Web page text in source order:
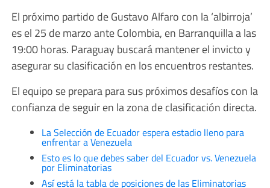
El próximo partido de Gustavo Alfaro con la ‘albirroja’
es el 25 de marzo ante Colombia, en Barranquilla a las
19:00 horas. Paraguay buscará mantener el invicto y
asegurar su clasificación en los encuentros restantes.
El equipo se prepara para sus próximos desafíos con la
confianza de seguir en la zona de clasificación directa.
La Selección de Ecuador espera estadio lleno para
enfrentar a Venezuela
Esto es lo que debes saber del Ecuador vs. Venezuela
por Eliminatorias
Así está la tabla de posiciones de las Eliminatorias